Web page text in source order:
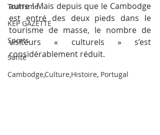
Tourisme
KEP GAZETTE
Sports
Santé
Cambodge,Culture,Histoire, Portugal
autre ! Mais depuis que le Cambodge
est entré des deux pieds dans le
tourisme de masse, le nombre de
visiteurs « culturels » s’est
considérablement réduit.